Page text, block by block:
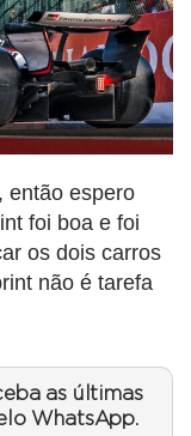
então espero
foi boa e foi
os dois carros
não é tarefa
as últimas
WhatsApp.